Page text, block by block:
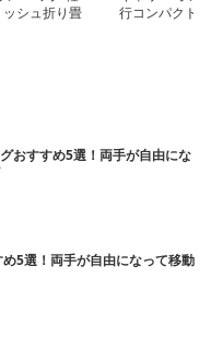
シュ折り畳
行コンパクト
おすすめ5選！両手が自由にな
5選！両手が自由になって移動